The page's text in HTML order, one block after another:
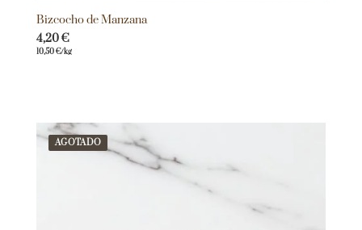
Bizcocho de Manzana
4,20€
10,50€/kg
AGOTADO